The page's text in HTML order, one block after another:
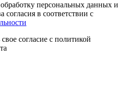
персональных данных и
в соответствии с
согласие с политикой